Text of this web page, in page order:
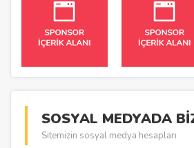
SOSYAL MEDYADA
Sitemizin sosyal medya hesapları